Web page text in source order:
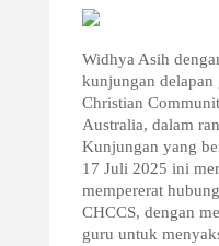
Widhya Asih
kunjungan
Christian
Australia, dalam
Kunjungan yang
17 Juli 2025 ini
mempererat
CHCCS, dengan
guru untuk